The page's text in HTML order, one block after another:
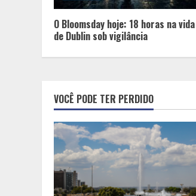
O Bloomsday hoje: 18 horas na vida
de Dublin sob vigilância
VOCÊ PODE TER PERDIDO